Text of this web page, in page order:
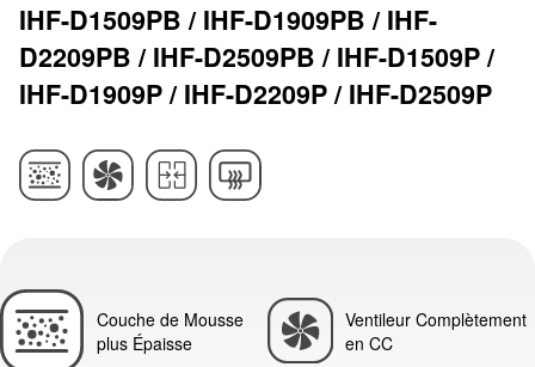
IHF-D1509PB / IHF-D1909PB / IHF-
D2209PB / IHF-D2509PB / IHF-D1509P /
IHF-D1909P / IHF-D2209P / IHF-D2509P
Couche de Mousse
plus Épaisse
Ventileur Complètement
en CC